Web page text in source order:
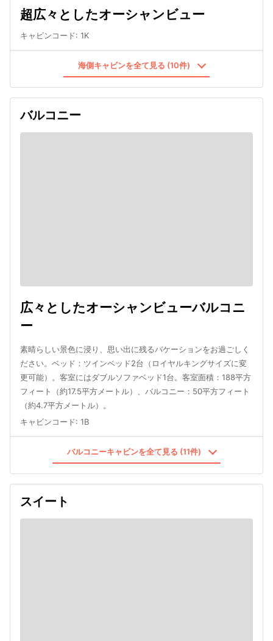
超広々としたオーシャンビュー
キャビンコード: 1K
海側キャビンを全て見る (10件)
バルコニー
広々としたオーシャンビューバルコニ
ー
素晴らしい景色に浸り、思い出に残るバケーションをお過ごしく
ださい。ベッド：ツインベッド2台（ロイヤルキングサイズに変
更可能）。客室にはダブルソファベッド1台。客室面積：188平方
フィート（約17.5平方メートル）、バルコニー：50平方フィート
（約4.7平方メートル）。
キャビンコード: 1B
バルコニーキャビンを全て見る (11件)
スイート